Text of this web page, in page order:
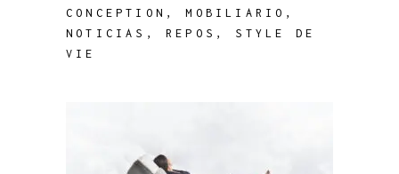
CONCEPTION ,MOBILIARIO ,
NOTICIAS ,REPOS , STYLE DE
VIE